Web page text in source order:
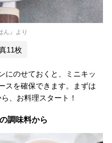
ん』より
11枚
にのせておくと、ミニキッ
スを確保できます。まずは
、お料理スタート！
調味料から